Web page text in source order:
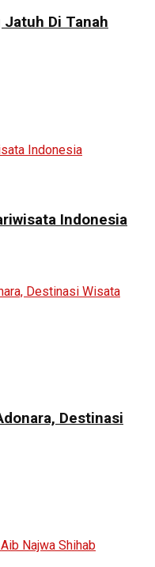
Jatuh Di Tanah
Indonesia
Destinasi